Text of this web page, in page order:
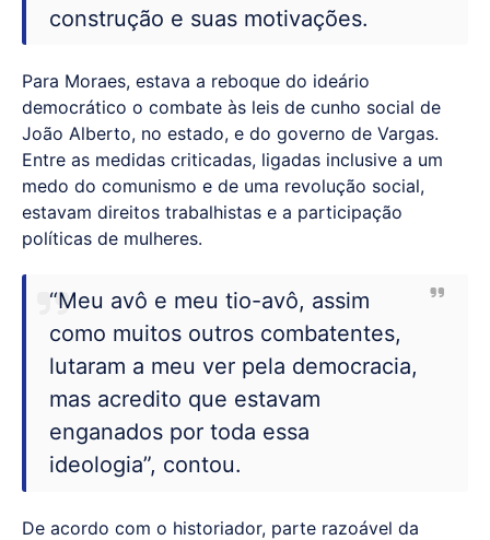
construção e suas motivações.
Para Moraes, estava a reboque do ideário
democrático o combate às leis de cunho social de
João Alberto, no estado, e do governo de Vargas.
Entre as medidas criticadas, ligadas inclusive a um
medo do comunismo e de uma revolução social,
estavam direitos trabalhistas e a participação
políticas de mulheres.
“Meu avô e meu tio-avô, assim
como muitos outros combatentes,
lutaram a meu ver pela democracia,
mas acredito que estavam
enganados por toda essa
ideologia”, contou.
De acordo com o historiador, parte razoável da